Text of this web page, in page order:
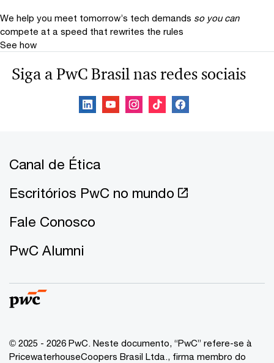
We help you meet tomorrow’s tech demands so you can
compete at a speed that rewrites the rules
See how
Siga a PwC Brasil nas redes sociais
Canal de Ética
Escritórios PwC no mundo
Fale Conosco
PwC Alumni
© 2025 - 2026 PwC. Neste documento, “PwC” refere-se à
PricewaterhouseCoopers Brasil Ltda., firma membro do